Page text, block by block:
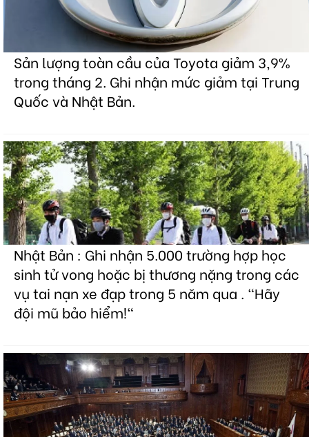
Sản lượng toàn cầu của Toyota giảm 3,9%
trong tháng 2. Ghi nhận mức giảm tại Trung
Quốc và Nhật Bản.
Nhật Bản : Ghi nhận 5.000 trường hợp học
sinh tử vong hoặc bị thương nặng trong các
vụ tai nạn xe đạp trong 5 năm qua . "Hãy
đội mũ bảo hiểm!"